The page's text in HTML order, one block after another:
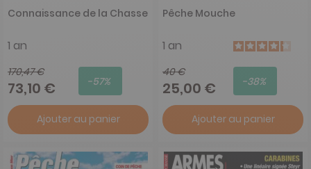
Connaissance de la Chasse
1 an
170,47 €
73,10 € -57%
Ajouter au panier
Pêche Mouche
1 an
40 €
25,00 € -38%
Ajouter au panier